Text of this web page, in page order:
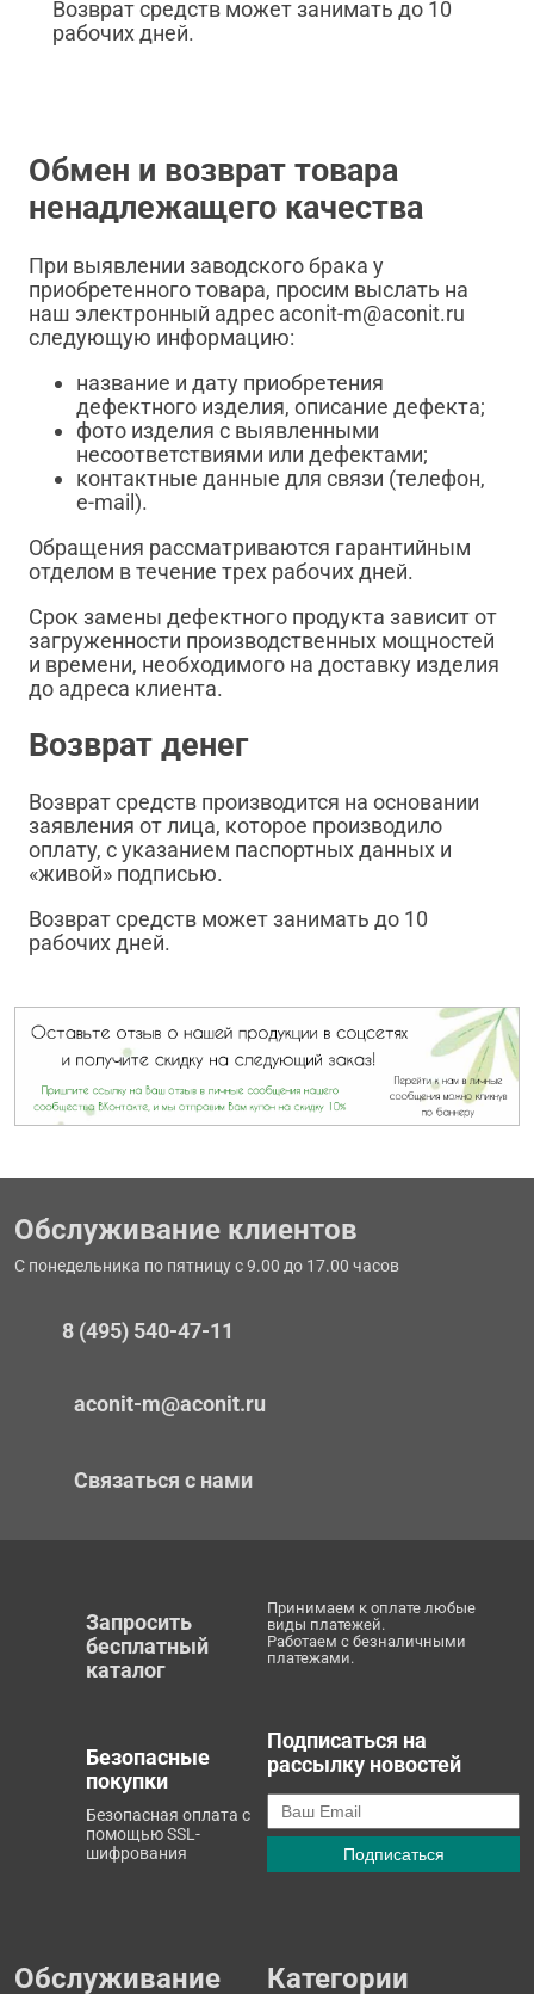
Возврат средств может занимать до 10
рабочих дней.
Обмен и возврат товара
ненадлежащего качества
При выявлении заводского брака у
приобретенного товара, просим выслать на
наш электронный адрес aconit-m@aconit.ru
следующую информацию:
название и дату приобретения
дефектного изделия, описание дефекта;
фото изделия с выявленными
несоответствиями или дефектами;
контактные данные для связи (телефон,
e-mail).
Обращения рассматриваются гарантийным
отделом в течение трех рабочих дней.
Срок замены дефектного продукта зависит от
загруженности производственных мощностей
и времени, необходимого на доставку изделия
до адреса клиента.
Возврат денег
Возврат средств производится на основании
заявления от лица, которое производило
оплату, с указанием паспортных данных и
«живой» подписью.
Возврат средств может занимать до 10
рабочих дней.
Обслуживание клиентов
С понедельника по пятницу с 9.00 до 17.00 часов
8 (495) 540-47-11
aconit-m@aconit.ru
Связаться с нами
Запросить
бесплатный
каталог
Принимаем к оплате любые
виды платежей.
Работаем с безналичными
платежами.
Безопасные
покупки
Безопасная оплата с
помощью SSL-
шифрования
Подписаться на
рассылку новостей
Обслуживание Категории